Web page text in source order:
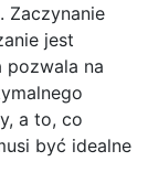
Zaczynanie
jest
pozwala na
a to, co
być idealne